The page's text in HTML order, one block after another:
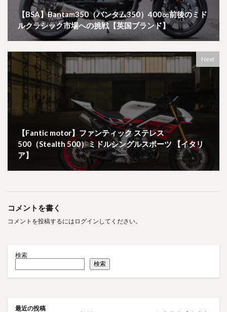
【BSA】Bantam350（バンタム350）400㏄前後のミド
ルクラシック市場への挑戦【英国ブランド】
Next
【Fantic motor】ファンティック ステレス
500（Stealth 500）ミドルシングルスポーツ 【イタリ
ア】
コメントを書く
コメントを投稿するには ログイン してください。
検索
検索
最近の投稿